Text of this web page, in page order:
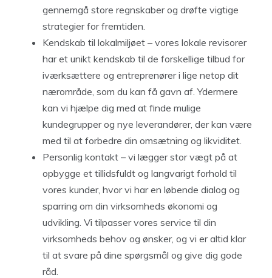
gennemgå store regnskaber og drøfte vigtige
strategier for fremtiden.
Kendskab til lokalmiljøet – vores lokale revisorer
har et unikt kendskab til de forskellige tilbud for
iværksættere og entreprenører i lige netop dit
nærområde, som du kan få gavn af. Ydermere
kan vi hjælpe dig med at finde mulige
kundegrupper og nye leverandører, der kan være
med til at forbedre din omsætning og likviditet.
Personlig kontakt – vi lægger stor vægt på at
opbygge et tillidsfuldt og langvarigt forhold til
vores kunder, hvor vi har en løbende dialog og
sparring om din virksomheds økonomi og
udvikling. Vi tilpasser vores service til din
virksomheds behov og ønsker, og vi er altid klar
til at svare på dine spørgsmål og give dig gode
råd.